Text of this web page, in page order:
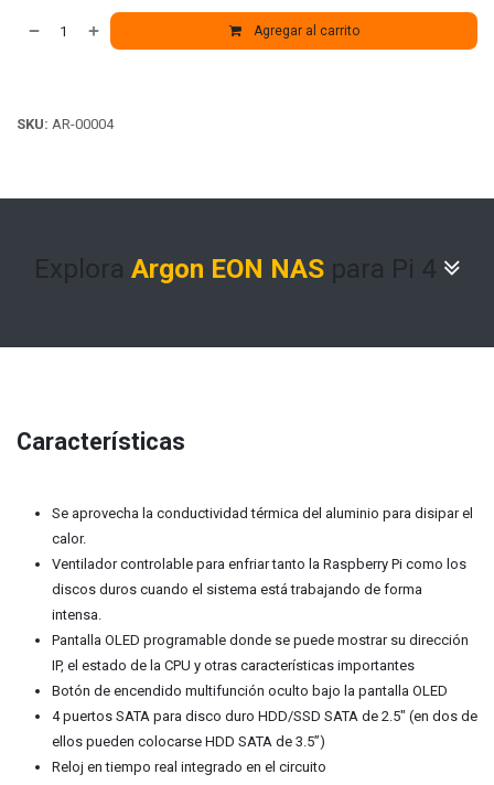
Agregar al carrito
SKU: AR-00004
Explora Argon EON NASpara Pi 4
Características
Se aprovecha la conductividad térmica del aluminio para disipar el
calor.
Ventilador controlable para enfriar tanto la Raspberry Pi como los
discos duros cuando el sistema está trabajando de forma
intensa.
Pantalla OLED programable donde se puede mostrar su dirección
IP, el estado de la CPU y otras características importantes
Botón de encendido multifunción oculto bajo la pantalla OLED
4 puertos SATA para disco duro HDD/SSD SATA de 2.5" (en dos de
ellos pueden colocarse HDD SATA de 3.5”)
Reloj en tiempo real integrado en el circuito